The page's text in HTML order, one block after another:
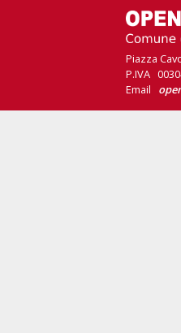
Piazza
P.IVA
Email